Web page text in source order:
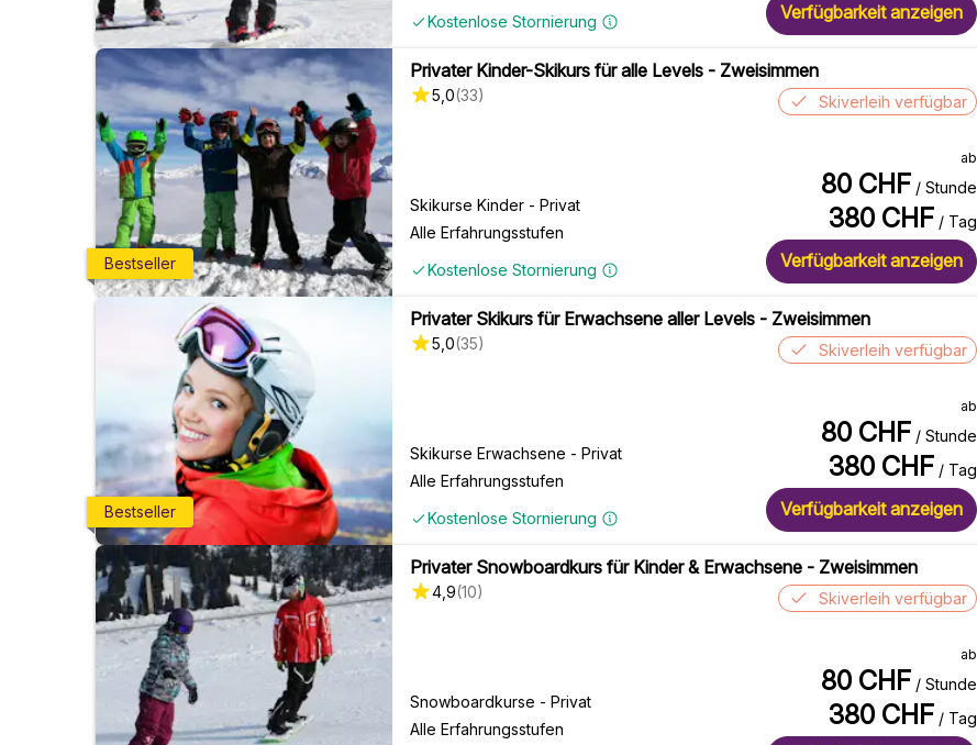
Kostenlose Stornierung Verfügbarkeit anzeigen
Bestseller
Privater Kinder-Skikurs für alle Levels - Zweisimmen
5,0(33)
Skikurse Kinder - Privat
Alle Erfahrungsstufen
Kostenlose Stornierung
Skiverleih verfügbar
ab
80 CHF / Stunde
380 CHF / Tag
Verfügbarkeit anzeigen
Bestseller
Privater Skikurs für Erwachsene aller Levels - Zweisimmen
5,0(35)
Skikurse Erwachsene - Privat
Alle Erfahrungsstufen
Kostenlose Stornierung
Skiverleih verfügbar
ab
80 CHF / Stunde
380 CHF / Tag
Verfügbarkeit anzeigen
Privater Snowboardkurs für Kinder & Erwachsene - Zweisimmen
4,9(10)
Snowboardkurse - Privat
Alle Erfahrungsstufen
Skiverleih verfügbar
ab
80 CHF / Stunde
380 CHF / Tag